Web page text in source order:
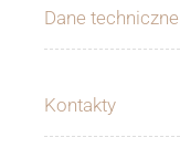
Dane techniczne
Kontakty